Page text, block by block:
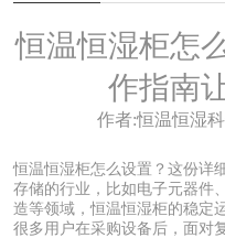
恒温恒湿柜怎
作指南
作者:恒温恒湿
恒温恒湿柜怎么设置？这份详
存储的行业，比如电子元器件
造等领域，恒温恒湿柜的稳定
很多用户在采购设备后，面对